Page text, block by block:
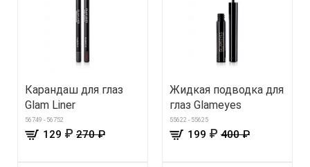
Карандаш для глаз
Glam Liner
56749 - 56752
129 ₽ 270 ₽
Жидкая подводка для
глаз Glameyes
55622 - 55625
199 ₽ 400 ₽